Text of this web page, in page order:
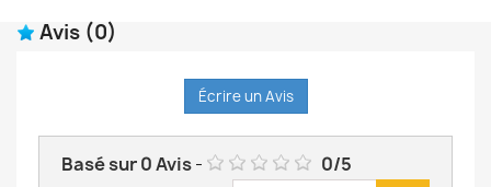
Avis (0)
Écrire un Avis
Basé sur0Avis- 0/5